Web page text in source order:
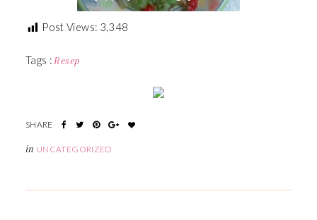
Post Views: 3,348
Tags : Resep
in UNCATEGORIZED